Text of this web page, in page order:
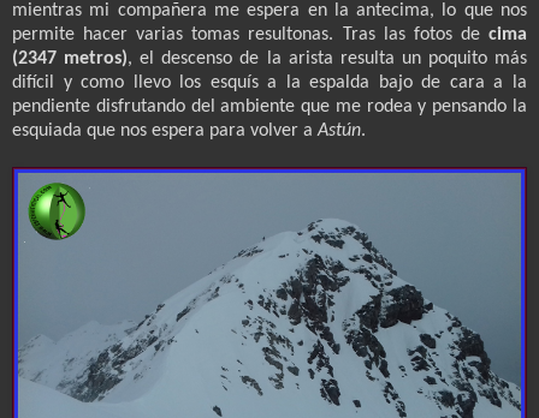
mientras mi compañera me espera en la antecima, lo que nos
permite hacer varias tomas resultonas. Tras las fotos de cima
(2347 metros), el descenso de la arista resulta un poquito más
difícil y como llevo los esquís a la espalda bajo de cara a la
pendiente disfrutando del ambiente que me rodea y pensando la
esquiada que nos espera para volver aAstún.